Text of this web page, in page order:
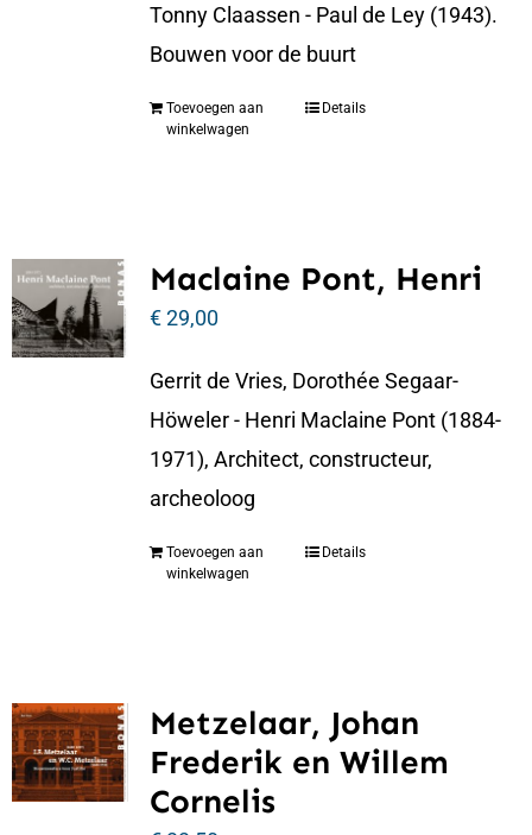
Tonny Claassen - Paul de Ley (1943).
Bouwen voor de buurt
Toevoegen aan
winkelwagen
Details
Maclaine Pont, Henri
€29,00
Gerrit de Vries, Dorothée Segaar-
Höweler - Henri Maclaine Pont (1884-
1971), Architect, constructeur,
archeoloog
Toevoegen aan
winkelwagen
Details
Metzelaar, Johan
Frederik en Willem
Cornelis